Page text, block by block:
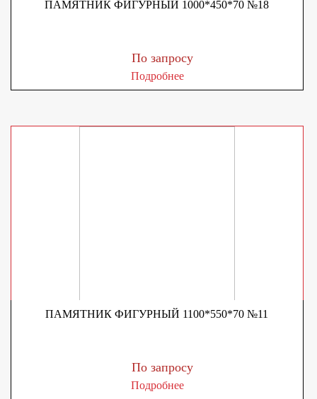
ПАМЯТНИК ФИГУРНЫЙ 1000*450*70 №18
По запросу
Подробнее
ПАМЯТНИК ФИГУРНЫЙ 1100*550*70 №11
По запросу
Подробнее